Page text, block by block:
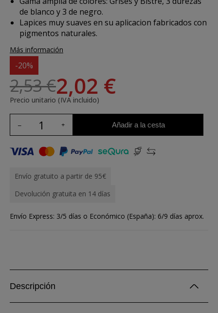
de blanco y 3 de negro.
Lapices muy suaves en su aplicacion fabricados con
pigmentos naturales.
Más información
-20%
2,53 €2,02 €
Precio unitario (IVA incluido)
Añadir a la cesta
Envío gratuito a partir de 95€
Devolución gratuita en 14 días
Envío Express: 3/5 días o Económico (España): 6/9 días aprox.
Descripción